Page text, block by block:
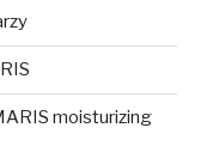
moisturizing